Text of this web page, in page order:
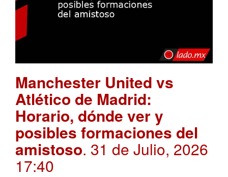
Manchester United vs
Atlético de Madrid:
Horario, dónde ver y
posibles formaciones del
amistoso. 31 de Julio, 2026
17:40